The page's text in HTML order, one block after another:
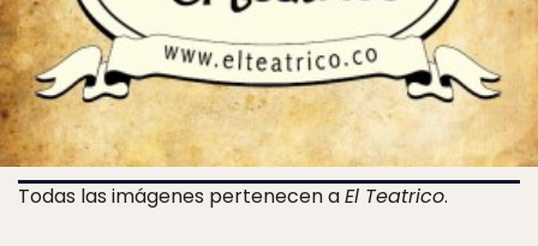
Todas las imágenes pertenecen aEl Teatrico.